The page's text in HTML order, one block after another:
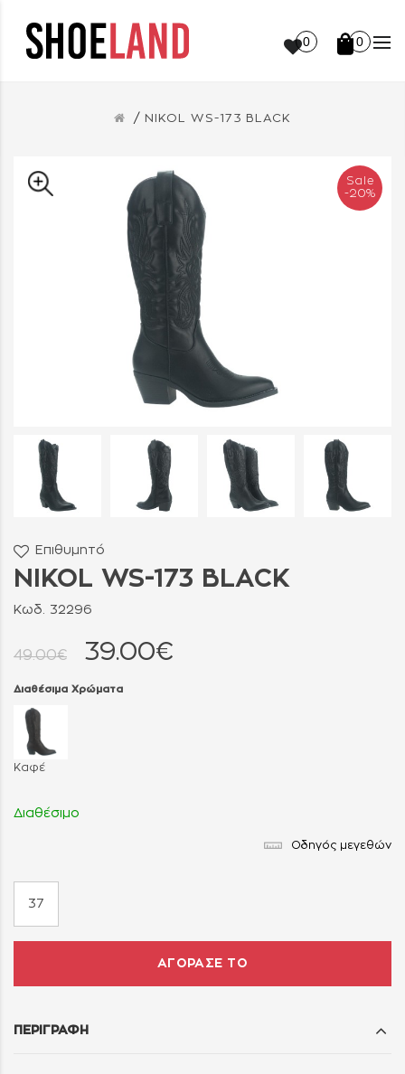
0 0
NIKOL WS-173 BLACK
Sale
-20%
Επιθυμητό
NIKOL WS-173 BLACK
Κωδ. 32296
49.00€ 39.00€
Διαθέσιμα Χρώματα
Καφέ
Διαθέσιμο
Οδηγός μεγεθών
37
ΑΓΟΡΑΣΕ ΤΟ
ΠΕΡΙΓΡΑΦΗ